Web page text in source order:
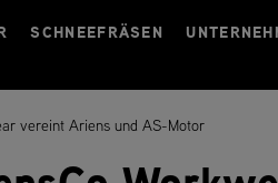
SCHNEEFRÄSEN
vereint Ariens und AS-Motor